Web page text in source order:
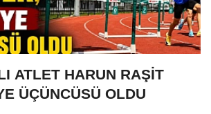
ATLET HARUN RAŞİT
ÜÇÜNCÜSÜ OLDU